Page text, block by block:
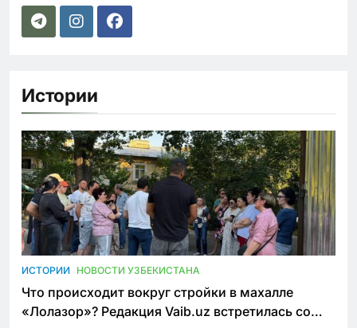
Истории
ИСТОРИИ НОВОСТИ УЗБЕКИСТАНА
Что происходит вокруг стройки в махалле
«Лолазор»? Редакция Vaib.uz встретилась со